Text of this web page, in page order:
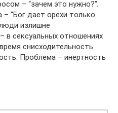
– “зачем это нужно?”;
– “Бог дает орехи только
излишне
в сексуальных отношениях
снисходительность
Проблема – инертность